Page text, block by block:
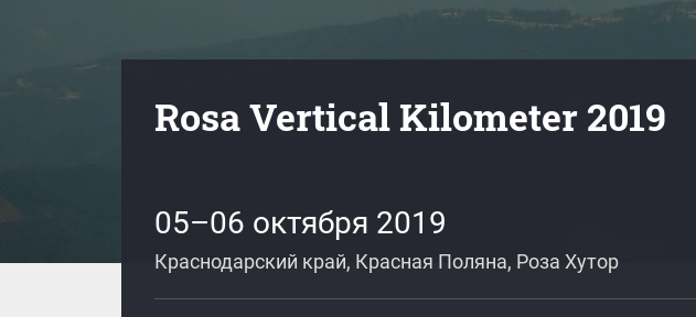
Rosa Vertical Kilometer 2019
05–06 октября 2019
Краснодарский край, Красная Поляна, Роза Хутор